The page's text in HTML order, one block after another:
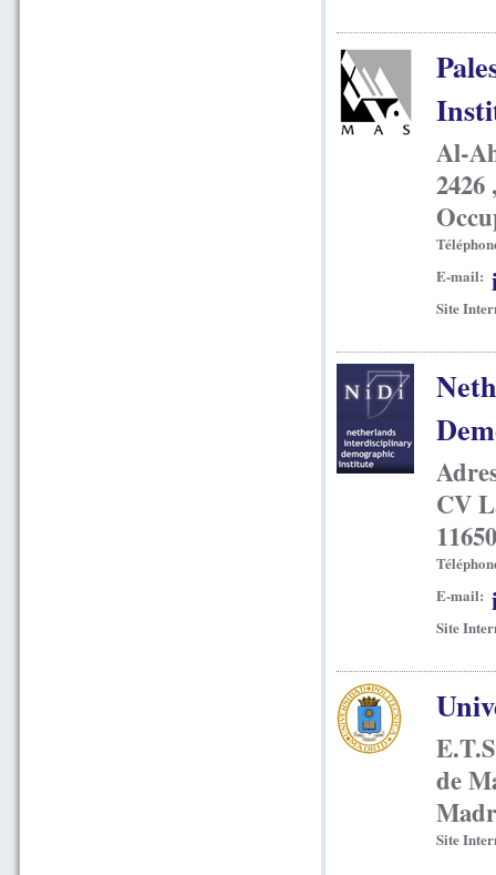
Al-
E-mail:
Site
CV
E-mail:
Site
de
Site